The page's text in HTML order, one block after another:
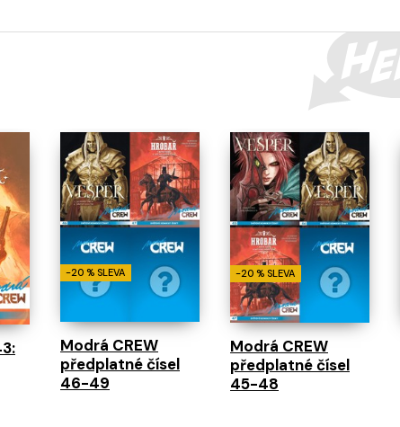
-20 % SLEVA
Modrá CREW
předplatné čísel
46-49
-20 % SLEVA
Modrá CREW
předplatné čísel
45-48